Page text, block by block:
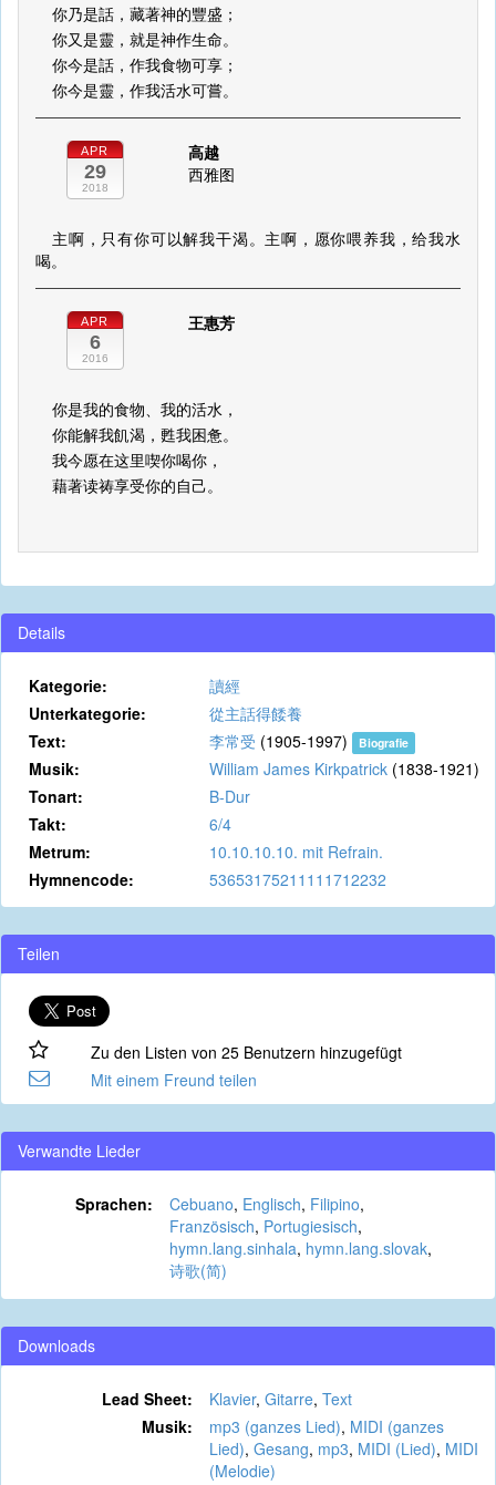
你乃是話，藏著神的豐盛；
你又是靈，就是神作生命。
你今是話，作我食物可享；
你今是靈，作我活水可嘗。
APR
29
2018
高越
西雅图
主啊，只有你可以解我干渴。主啊，愿你喂养我，给我水
喝。
APR
6
2016
王惠芳
你是我的食物、我的活水，
你能解我飢渴，甦我困惫。
我今愿在这里喫你喝你，
藉著读祷享受你的自己。
Details
Kategorie:
讀經
Unterkategorie:
從主話得餧養
Text:
李常受 (1905-1997) Biografie
Musik: William James Kirkpatrick (1838-1921)
Tonart:
B-Dur
Takt:
6/4
Metrum:
10.10.10.10. mit Refrain.
Hymnencode:
53653175211111712232
Teilen
Zu den Listen von 25 Benutzern hinzugefügt
Mit einem Freund teilen
Verwandte Lieder
Sprachen: Cebuano, Englisch, Filipino,
Französisch, Portugiesisch,
hymn.lang.sinhala, hymn.lang.slovak,
诗歌(简)
Downloads
Lead Sheet: Klavier, Gitarre, Text
Musik:
mp3 (ganzes Lied), MIDI (ganzes
Lied), Gesang, mp3, MIDI (Lied), MIDI
(Melodie)